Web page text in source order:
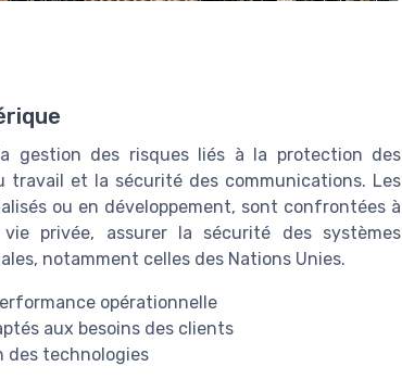
gestion des risques liés à la protection des
et la sécurité des communications. Les
ou en développement, sont confrontées à
privée, assurer la sécurité des systèmes
notamment celles des Nations Unies.
opérationnelle
aux besoins des clients
des technologies